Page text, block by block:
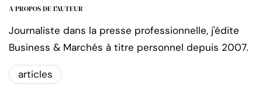
A PROPOS DE L'AUTEUR
Journaliste dans la presse professionnelle, j'édite
Business & Marchés à titre personnel depuis 2007.
articles